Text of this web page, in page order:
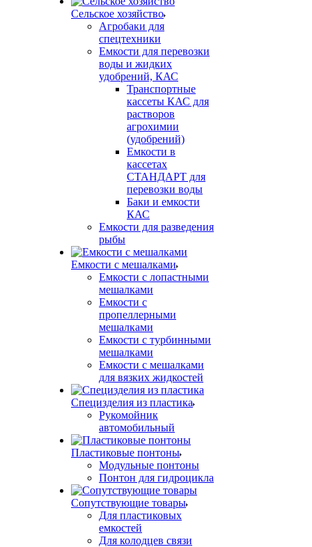
Сельское хозяйство
Агробаки для
спецтехники
Емкости для перевозки
воды и жидких
удобрений, КАС
Транспортные
кассеты КАС для
растворов
агрохимии
(удобрений)
Емкости в
кассетах
СТАНДАРТ для
перевозки воды
Баки и емкости
КАС
Емкости для разведения
рыбы
Емкости с мешалками
Емкости с лопастными
мешалками
Емкости с
пропеллерными
мешалками
Емкости с турбинными
мешалками
Емкости с мешалками
для вязких жидкостей
Специзделия из пластика
Рукомойник
автомобильный
Пластиковые понтоны
Модульные понтоны
Понтон для гидроцикла
Сопутствующие товары
Для пластиковых
емкостей
Для колодцев связи